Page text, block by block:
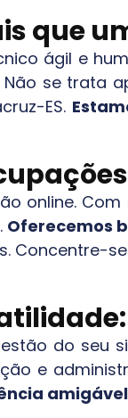
que
ágil e
se trata
ES.
online.
Oferecemos
Concentre-
do seu
e